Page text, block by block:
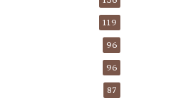
119
96
96
87